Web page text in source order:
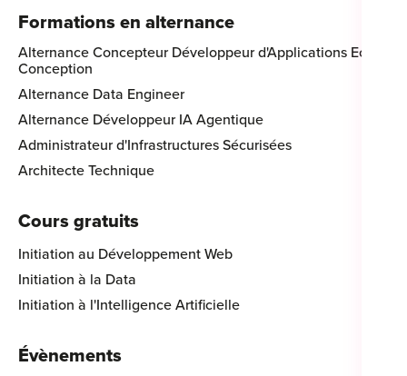
Formations en alternance
Alternance Concepteur Développeur d'Applications Eco-
Conception
Alternance Data Engineer
Alternance Développeur IA Agentique
Administrateur d'Infrastructures Sécurisées
Architecte Technique
Cours gratuits
Initiation au Développement Web
Initiation à la Data
Initiation à l'Intelligence Artificielle
Évènements